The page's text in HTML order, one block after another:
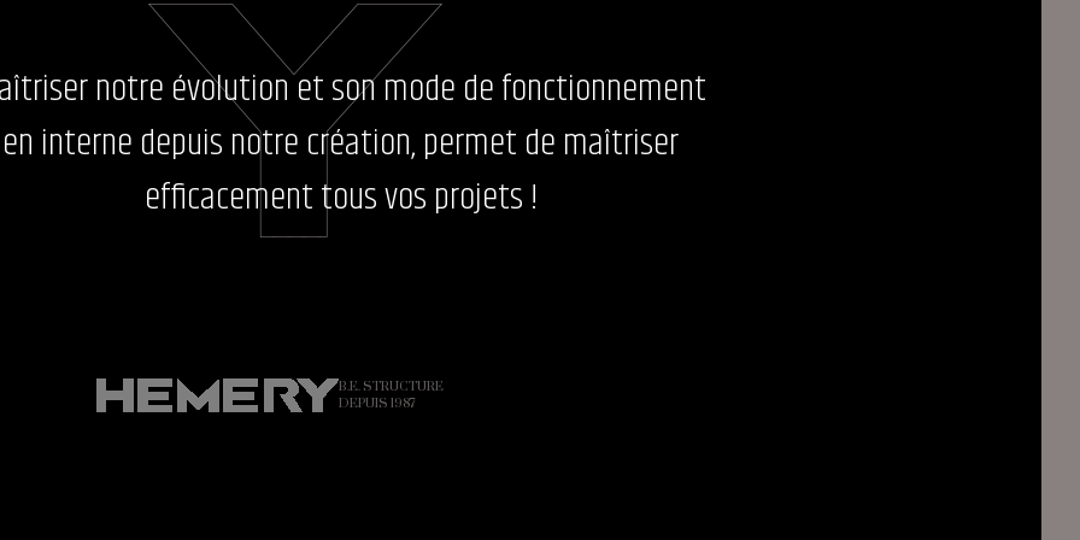
notre évolution et son mode de fonctionnement
en interne depuis notre création, permet de maîtriser
efficacement tous vos projets !
B.E. STRUCTURE
DEPUIS 1987